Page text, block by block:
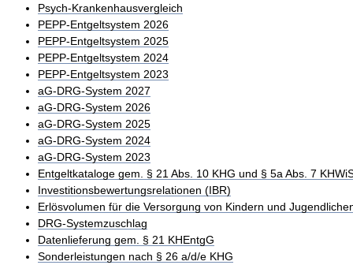
Psych-Krankenhausvergleich
PEPP-Entgeltsystem 2026
PEPP-Entgeltsystem 2025
PEPP-Entgeltsystem 2024
PEPP-Entgeltsystem 2023
aG-DRG-System 2027
aG-DRG-System 2026
aG-DRG-System 2025
aG-DRG-System 2024
aG-DRG-System 2023
Entgeltkataloge gem. § 21 Abs. 10 KHG und § 5a Abs. 7
Investitionsbewertungsrelationen (IBR)
Erlösvolumen für die Versorgung von Kindern und
DRG-Systemzuschlag
Datenlieferung gem. § 21 KHEntgG
Sonderleistungen nach § 26 a/d/e KHG